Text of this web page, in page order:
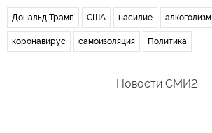
Дональд Трамп США насилие алкоголизм
коронавирус самоизоляция Политика
Новости СМИ2